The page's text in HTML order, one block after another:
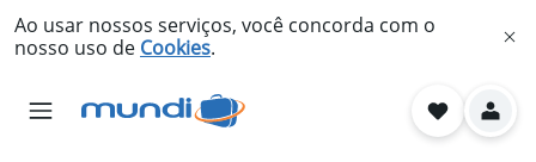
Ao usar nossos serviços, você concorda com o
nosso uso de Cookies.